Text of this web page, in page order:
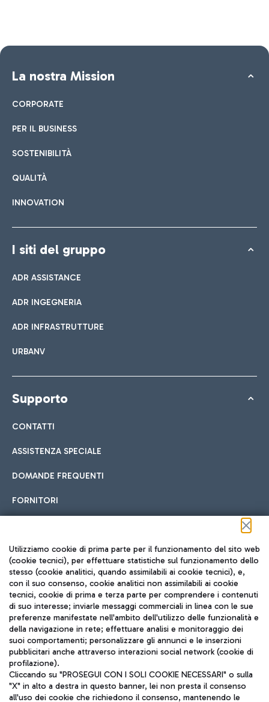
La nostra Mission
CORPORATE
PER IL BUSINESS
SOSTENIBILITÀ
QUALITÀ
INNOVATION
I siti del gruppo
ADR ASSISTANCE
ADR INGEGNERIA
ADR INFRASTRUTTURE
URBANV
Supporto
CONTATTI
ASSISTENZA SPECIALE
DOMANDE FREQUENTI
FORNITORI
Seguici sui social
TRAVEL JOURNAL
ITA
Utilizziamo cookie di prima parte per il funzionamento del sito web
(cookie tecnici), per effettuare statistiche sul funzionamento dello
stesso (cookie analitici, quando assimilabili ai cookie tecnici), e,
con il suo consenso, cookie analitici non assimilabili ai cookie
tecnici, cookie di prima e terza parte per comprendere i contenuti
di suo interesse; inviarle messaggi commerciali in linea con le sue
preferenze manifestate nell'ambito dell'utilizzo delle funzionalità e
della navigazione in rete; effettuare analisi e monitoraggio dei
suoi comportamenti; personalizzare gli annunci e le inserzioni
pubblicitari anche attraverso interazioni social network (cookie di
profilazione).
Cliccando su "PROSEGUI CON I SOLI COOKIE NECESSARI" o sulla
"X" in alto a destra in questo banner, lei non presta il consenso
all'uso dei cookie che richiedono il consenso, mantenendo le